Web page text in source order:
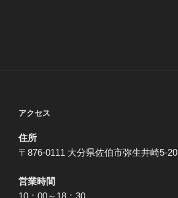
アクセス
住所
〒876-0111 大分県佐伯市弥生井崎5-20
営業時間
10：00～18：30